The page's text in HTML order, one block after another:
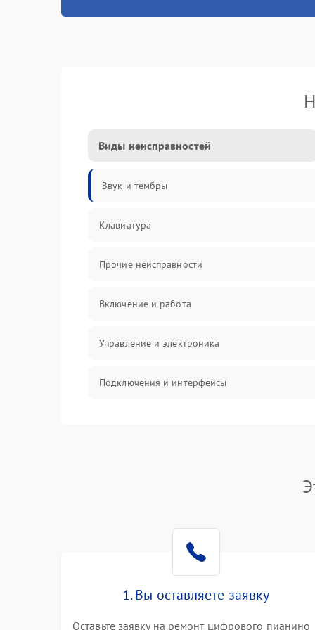
Виды неисправностей
Звук и тембры
Клавиатура
Прочие неисправности
Включение и работа
Управление и электроника
Подключения и интерфейсы
1. Вы оставляете заявку
Оставьте заявку на ремонт цифрового пианино